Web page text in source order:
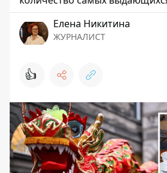
Елена Никитина
ЖУРНАЛИСТ
👍